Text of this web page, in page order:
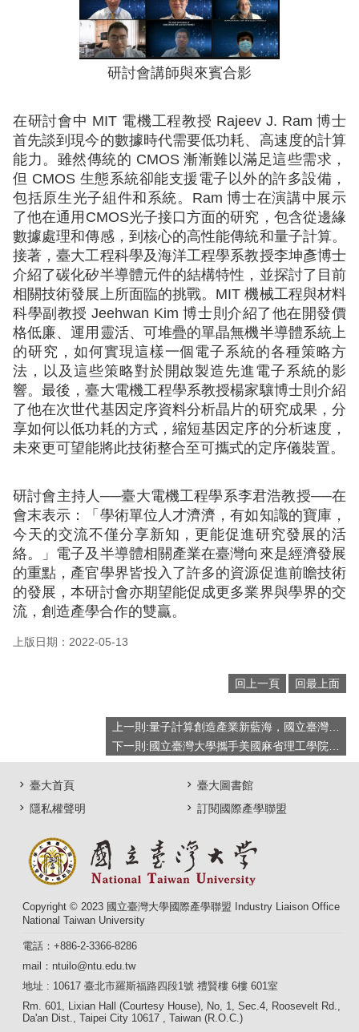
研討會講師與來賓合影
在研討會中 MIT 電機工程教授 Rajeev J. Ram 博士
首先談到現今的數據時代需要低功耗、高速度的計算
能力。雖然傳統的 CMOS 漸漸難以滿足這些需求，
但 CMOS 生態系統卻能支援電子以外的許多設備，
包括原生光子組件和系統。Ram 博士在演講中展示
了他在通用CMOS光子接口方面的研究，包含從邊緣
數據處理和傳感，到核心的高性能傳統和量子計算。
接著，臺大工程科學及海洋工程學系教授李坤彥博士
介紹了碳化矽半導體元件的結構特性，並探討了目前
相關技術發展上所面臨的挑戰。MIT 機械工程與材料
科學副教授 Jeehwan Kim 博士則介紹了他在開發價
格低廉、運用靈活、可堆疊的單晶無機半導體系統上
的研究，如何實現這樣一個電子系統的各種策略方
法，以及這些策略對於開啟製造先進電子系統的影
響。最後，臺大電機工程學系教授楊家驤博士則介紹
了他在次世代基因定序資料分析晶片的研究成果，分
享如何以低功耗的方式，縮短基因定序的分析速度，
未來更可望能將此技術整合至可攜式的定序儀裝置。
研討會主持人──臺大電機工程學系李君浩教授──在
會末表示：「學術單位人才濟濟，有如知識的寶庫，
今天的交流不僅分享新知，更能促進研究發展的活
絡。」電子及半導體相關產業在臺灣向來是經濟發展
的重點，產官學界皆投入了許多的資源促進前瞻技術
的發展，本研討會亦期望能促成更多業界與學界的交
流，創造產學合作的雙贏。
上版日期：2022-05-13
回上一頁 回最上面
臺大首頁
臺大圖書館
隱私權聲明
訂閱國際產學聯盟
Copyright © 2023 國立臺灣大學國際產學聯盟 Industry Liaison Office
National Taiwan University
電話：+886-2-3366-8286
mail：ntuilo@ntu.edu.tw
地址 : 10617 臺北市羅斯福路四段1號 禮賢樓 6樓 601室
Rm. 601, Lixian Hall (Courtesy House), No, 1, Sec.4, Roosevelt Rd.,
Da'an Dist., Taipei City 10617 , Taiwan (R.O.C.)